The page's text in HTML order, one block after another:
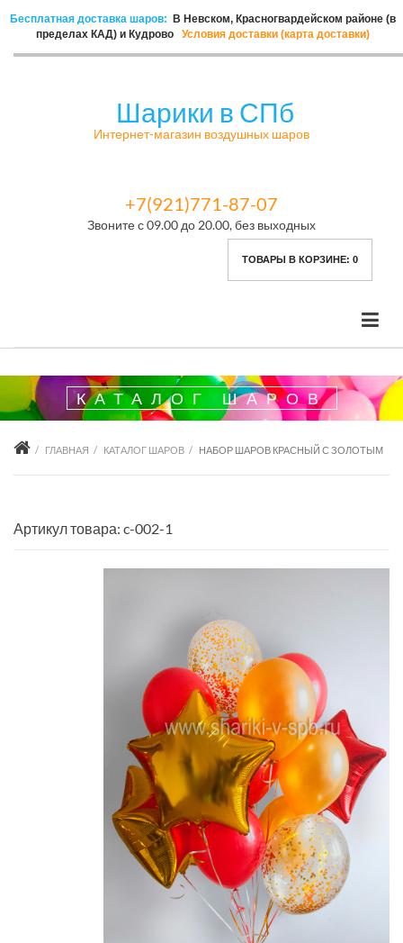
Бесплатная доставка шаров:
В Невском, Красногвардейском районе (в
пределах КАД) и Кудрово
Условия доставки (карта доставки)
Шарики в СПб
Интернет-магазин воздушных шаров
+7(921)771-87-07
Звоните с 09.00 до 20.00, без выходных
ТОВАРЫ В КОРЗИНЕ: 0
КАТАЛОГ ШАРОВ
ГЛАВНАЯ КАТАЛОГ ШАРОВ НАБОР ШАРОВ КРАСНЫЙ С ЗОЛОТЫМ
Артикул товара: c-002-1